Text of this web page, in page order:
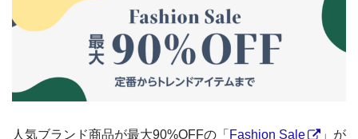
人気ブランド商品が最大90%OFFの「 Fashion Sale
」が